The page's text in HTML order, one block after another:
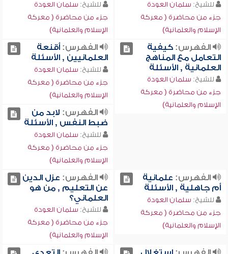
للشيخ: سلمان العودة
جزء من محاضرة ( معركة
الإسلام والعلمانية)
للشيخ: سلمان العودة
جزء من محاضرة ( معركة
الإسلام والعلمانية)
الفهرس:كيفية
التعامل مع المناهج
العلمانية , الأسئلة
للشيخ: سلمان العودة
جزء من محاضرة ( معركة
الإسلام والعلمانية)
الفهرس:أقنعة
العلمانيين , الأسئلة
للشيخ: سلمان العودة
جزء من محاضرة ( معركة
الإسلام والعلمانية)
الفهرس: لابد من
ضبط النفس , الأسئلة
للشيخ: سلمان العودة
جزء من محاضرة ( معركة
الإسلام والعلمانية)
الفهرس: علمانية
أم جاهلية , الأسئلة
للشيخ: سلمان العودة
جزء من محاضرة ( معركة
الإسلام والعلمانية)
الفهرس: عزل الدين
عن التعليم , من هو
العلماني؟
للشيخ: سلمان العودة
جزء من محاضرة ( معركة
الإسلام والعلمانية)